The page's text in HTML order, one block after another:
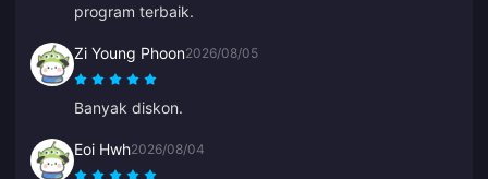
program terbaik.
Zi Young Phoon2026/08/05
Banyak diskon.
Eoi Hwh2026/08/04